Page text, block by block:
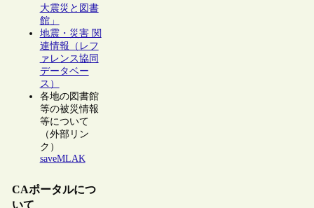
大震災と図書
館」
地震・災害 関
連情報（レフ
ァレンス協同
データベー
ス）
各地の図書館
等の被災情報
等について
（外部リン
ク）
saveMLAK
CAポータルにつ
いて